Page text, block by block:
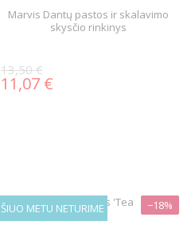
Marvis Dantų pastos ir skalavimo
skysčio rinkinys
13,50 €
11,07 €
ŠIUO METU NETURIME −18%